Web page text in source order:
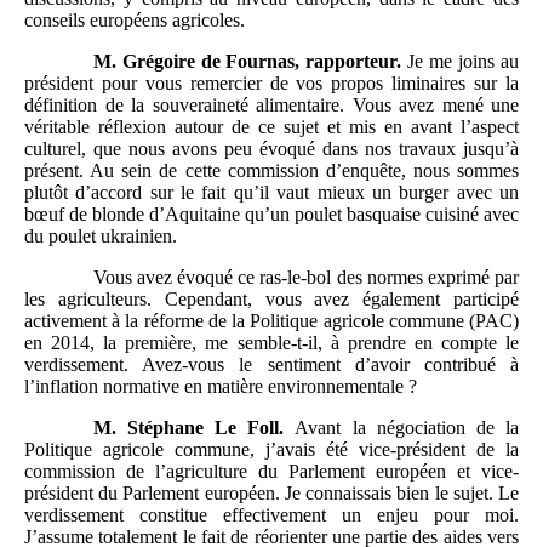
conseils européens agricoles.
M. Grégoire de Fournas, rapporteur. Je me joins au
président pour vous remercier de vos propos liminaires sur la
définition de la souveraineté alimentaire. Vous avez mené une
véritable réflexion autour de ce sujet et mis en avant l’aspect
culturel, que nous avons peu évoqué dans nos travaux jusqu’à
présent. Au sein de cette commission d’enquête, nous sommes
plutôt d’accord sur le fait qu’il vaut mieux un burger avec un
bœuf de blonde d’Aquitaine qu’un poulet basquaise cuisiné avec
du poulet ukrainien.
Vous avez évoqué ce ras-le-bol des normes exprimé par
les agriculteurs. Cependant, vous avez également participé
activement à la réforme de la Politique agricole commune (PAC)
en 2014, la première, me semble-t-il, à prendre en compte le
verdissement. Avez-vous le sentiment d’avoir contribué à
l’inflation normative en matière environnementale ?
M. Stéphane Le Foll. Avant la négociation de la
Politique agricole commune, j’avais été vice-président de la
commission de l’agriculture du Parlement européen et vice-
président du Parlement européen. Je connaissais bien le sujet. Le
verdissement constitue effectivement un enjeu pour moi.
J’assume totalement le fait de réorienter une partie des aides vers